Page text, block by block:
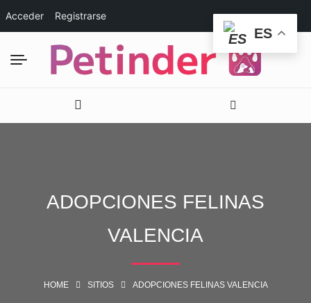
Acceder Registrarse
ADOPCIONES FELINAS
VALENCIA
HOME SITIOS ADOPCIONES FELINAS VALENCIA
ES